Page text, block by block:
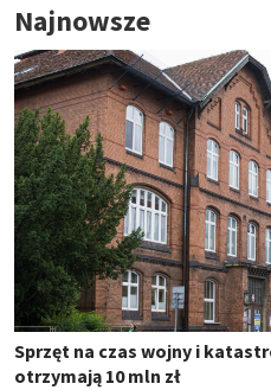
Najnowsze
Sprzęt na czas wojny i
otrzymają 10 mln zł